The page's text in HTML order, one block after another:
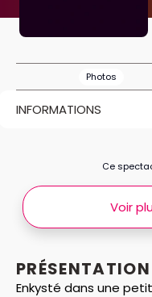
Photos
INFORMATIONS
PRÉSENTATION
Enkysté dans une
Ce
Voir